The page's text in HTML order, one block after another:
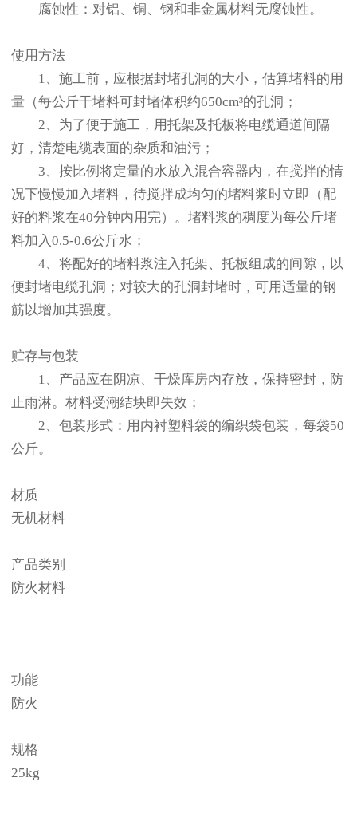
腐蚀性：对铝、铜、钢和非金属材料无腐蚀性。
使用方法
1、施工前，应根据封堵孔洞的大小，估算堵料的用
量（每公斤干堵料可封堵体积约650cm³的孔洞；
2、为了便于施工，用托架及托板将电缆通道间隔
好，清楚电缆表面的杂质和油污；
3、按比例将定量的水放入混合容器内，在搅拌的情
况下慢慢加入堵料，待搅拌成均匀的堵料浆时立即（配
好的料浆在40分钟内用完）。堵料浆的稠度为每公斤堵
料加入0.5-0.6公斤水；
4、将配好的堵料浆注入托架、托板组成的间隙，以
便封堵电缆孔洞；对较大的孔洞封堵时，可用适量的钢
筋以增加其强度。
贮存与包装
1、产品应在阴凉、干燥库房内存放，保持密封，防
止雨淋。材料受潮结块即失效；
2、包装形式：用内衬塑料袋的编织袋包装，每袋50
公斤。
材质
无机材料
产品类别
防火材料
功能
防火
规格
25kg